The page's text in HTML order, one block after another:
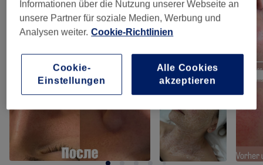
Informationen über die Nutzung unserer Webseite an
unsere Partner für soziale Medien, Werbung und
Analysen weiter. Cookie-Richtlinien
Cookie-
Einstellungen
Alle Cookies
akzeptieren